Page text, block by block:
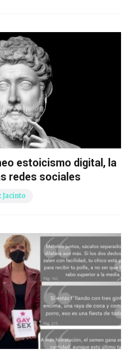
estoicismo digital, la
redes sociales
Jacinto